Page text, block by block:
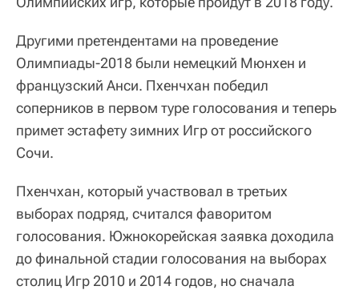
Другими претендентами на проведение
Олимпиады-2018 были немецкий Мюнхен и
французский Анси. Пхенчхан победил
соперников в первом туре голосования и теперь
примет эстафету зимних Игр от российского
Сочи.
Пхенчхан, который участвовал в третьих
выборах подряд, считался фаворитом
голосования. Южнокорейская заявка доходила
до финальной стадии голосования на выборах
столиц Игр 2010 и 2014 годов, но сначала